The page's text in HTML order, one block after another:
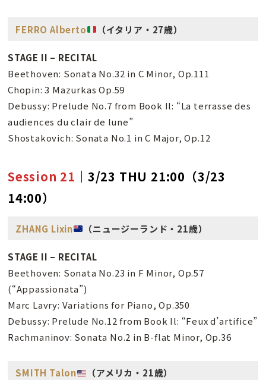
FERRO Alberto （イタリア・27歳）
STAGE II – RECITAL
Beethoven: Sonata No.32 in C Minor, Op.111
Chopin: 3 Mazurkas Op.59
Debussy: Prelude No.7 from Book Il: “La terrasse des
audiences du clair de lune”
Shostakovich: Sonata No.1 in C Major, Op.12
Session 21 ｜3/23 THU 21:00（3/23
14:00）
ZHANG Lixin （ニュージーランド・21歳）
STAGE II – RECITAL
Beethoven: Sonata No.23 in F Minor, Op.57
(“Appassionata”)
Marc Lavry: Variations for Piano, Op.350
Debussy: Prelude No.12 from Book Il: “Feux d’artifice”
Rachmaninov: Sonata No.2 in B-flat Minor, Op.36
SMITH Talon （アメリカ・21歳）